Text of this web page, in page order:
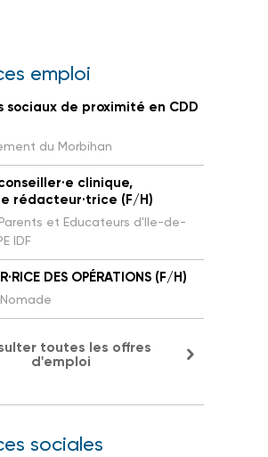
emploi
sociaux de proximité en CDD
du Morbihan
clinique,
rédacteur·trice (F/H)
et Educateurs d'Ile-de-
IDF
DES OPÉRATIONS (F/H)
toutes les offres
d'emploi
sociales